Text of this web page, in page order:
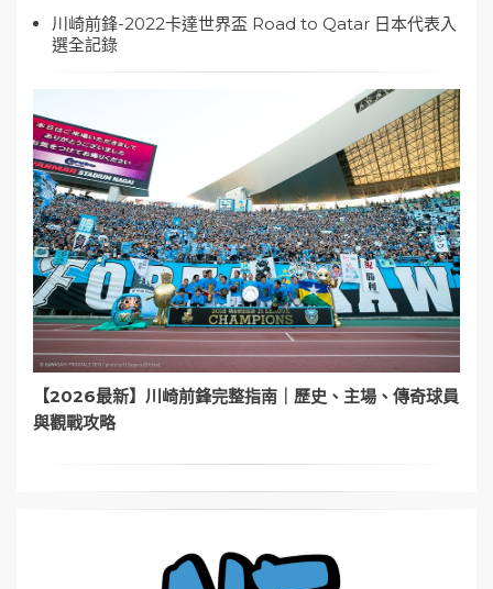
川崎前鋒-2022卡達世界盃 Road to Qatar 日本代表入
選全記錄
【2026最新】川崎前鋒完整指南｜歷史、主場、傳奇球員
與觀戰攻略